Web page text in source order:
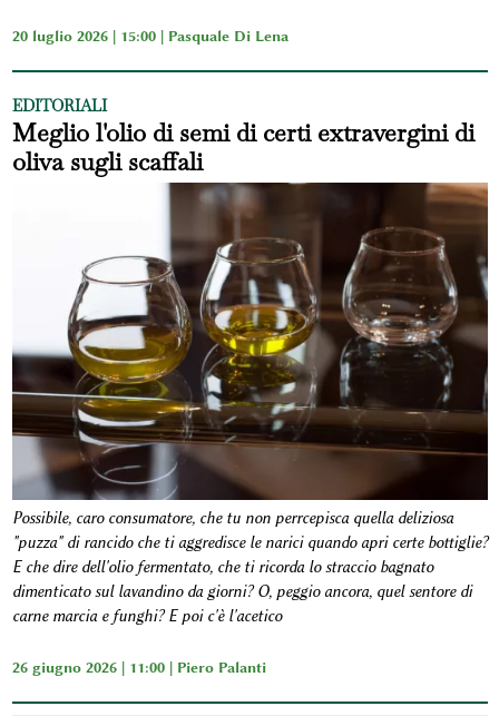
20 luglio 2026 | 15:00 | Pasquale Di Lena
EDITORIALI
Meglio l'olio di semi di certi extravergini di
oliva sugli scaffali
Possibile, caro consumatore, che tu non perrcepisca quella deliziosa
"puzza" di rancido che ti aggredisce le narici quando apri certe bottiglie?
E che dire dell'olio fermentato, che ti ricorda lo straccio bagnato
dimenticato sul lavandino da giorni? O, peggio ancora, quel sentore di
carne marcia e funghi? E poi c'è l'acetico
26 giugno 2026 | 11:00 | Piero Palanti